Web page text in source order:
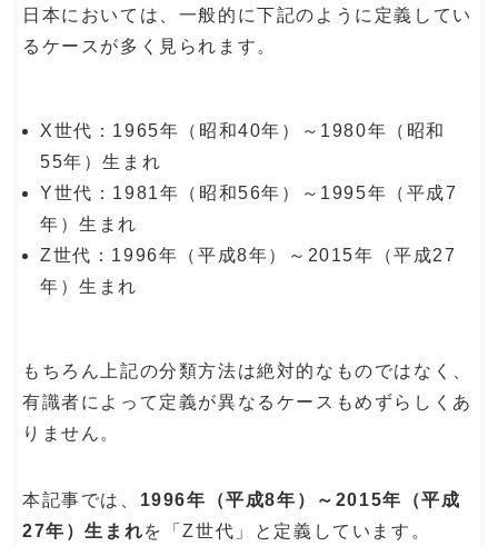
日本においては、一般的に下記のように定義してい
るケースが多く見られます。
X世代：1965年（昭和40年）～1980年（昭和
55年）生まれ
Y世代：1981年（昭和56年）～1995年（平成7
年）生まれ
Z世代：1996年（平成8年）～2015年（平成27
年）生まれ
もちろん上記の分類方法は絶対的なものではなく、
有識者によって定義が異なるケースもめずらしくあ
りません。
本記事では、 1996年（平成8年）～2015年（平成
27年）生まれを「Z世代」と定義しています。